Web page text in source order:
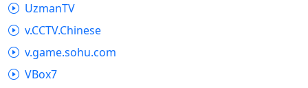
UzmanTV
v.CCTV.Chinese
v.game.sohu.com
VBox7